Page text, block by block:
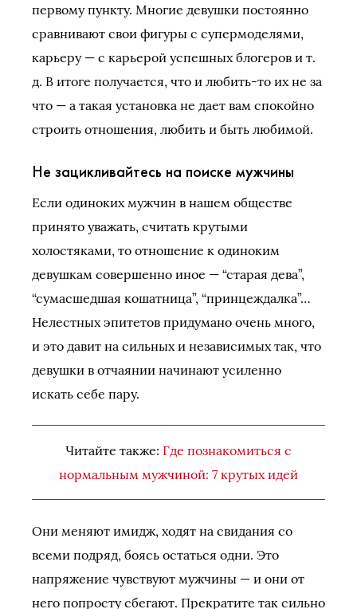
первому пункту. Многие девушки постоянно
сравнивают свои фигуры с супермоделями,
карьеру — с карьерой успешных блогеров и т.
д. В итоге получается, что и любить-то их не за
что — а такая установка не дает вам спокойно
строить отношения, любить и быть любимой.
Не зацикливайтесь на поиске мужчины
Если одиноких мужчин в нашем обществе
принято уважать, считать крутыми
холостяками, то отношение к одиноким
девушкам совершенно иное — “старая дева”,
“сумасшедшая кошатница”, “принцеждалка”…
Нелестных эпитетов придумано очень много,
и это давит на сильных и независимых так, что
девушки в отчаянии начинают усиленно
искать себе пару.
Читайте также: Где познакомиться с
нормальным мужчиной: 7 крутых идей
Они меняют имидж, ходят на свидания со
всеми подряд, боясь остаться одни. Это
напряжение чувствуют мужчины — и они от
него попросту сбегают. Прекратите так сильно